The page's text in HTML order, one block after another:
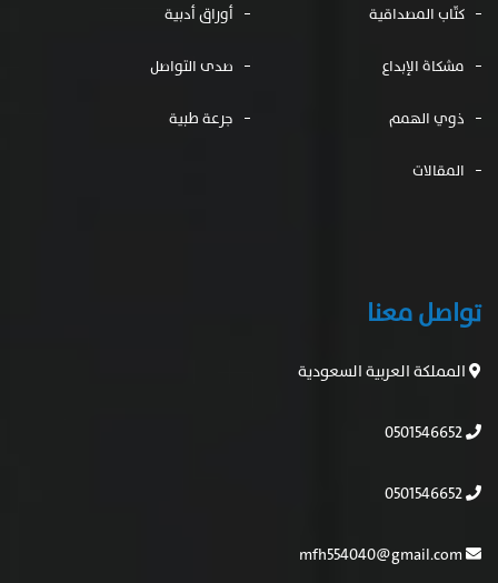
كتّاب المصداقية أوراق أدبية
مشكاة الإبداع صدى التواصل
ذوي الهمم جرعة طبية
المقالات
تواصل معنا
المملكة العربية السعودية